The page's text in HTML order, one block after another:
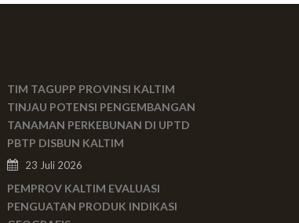
TIM TAGUPP PROVINSI KALTIM
TINJAU POTENSI PENGEMBANGAN
TANAMAN PERKEBUNAN DI UPTD
PBTP DISBUN KALTIM
23 Juli 2026
PEMPROV KALTIM EVALUASI
PENGUATAN PRODUK INDIKASI